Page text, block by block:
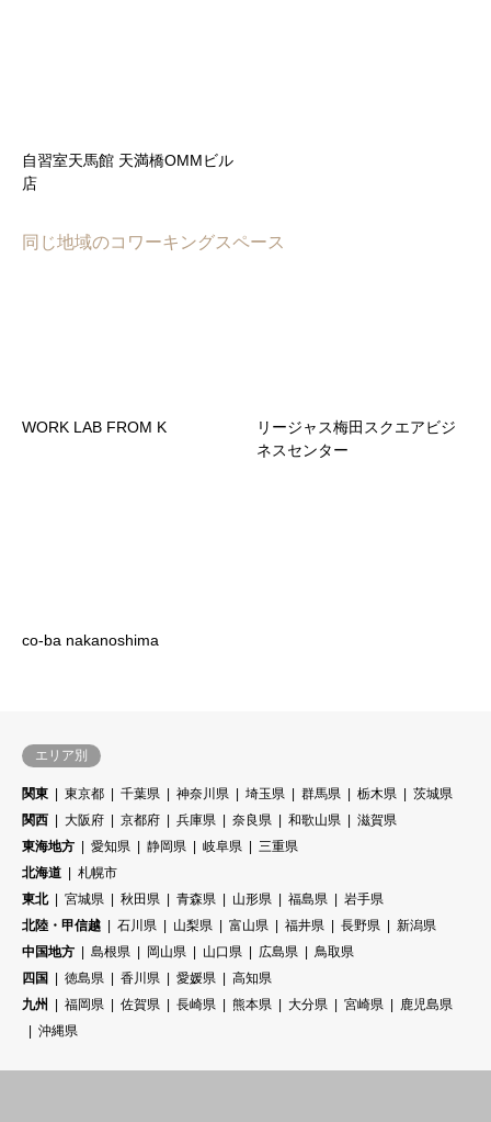
自習室天馬館 天満橋OMMビル
店
同じ地域のコワーキングスペース
WORK LAB FROM K
リージャス梅田スクエアビジ
ネスセンター
co-ba nakanoshima
エリア別
関東 東京都 千葉県 神奈川県 埼玉県 群馬県 栃木県
茨城県
関西
大阪府 京都府 兵庫県 奈良県 和歌山県
滋賀県
東海地方
愛知県 静岡県 岐阜県
三重県
北海道
札幌市
東北
宮城県 秋田県 青森県 山形県 福島県
岩手県
北陸・甲信越
石川県 山梨県 富山県 福井県 長野県
新潟県
中国地方
島根県 岡山県 山口県 広島県
鳥取県
四国
徳島県 香川県 愛媛県
高知県
九州
福岡県 佐賀県 長崎県 熊本県 大分県 宮崎県
鹿児島県
沖縄県